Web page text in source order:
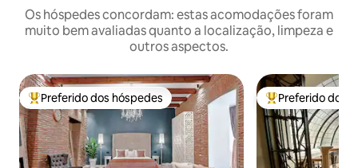
Os hóspedes concordam: estas acomodações foram
muito bem avaliadas quanto a localização, limpeza e
outros aspectos.
Entre os melhores preferidos dos hóspedes
Preferido dos hóspedes Entre os
Preferido dos